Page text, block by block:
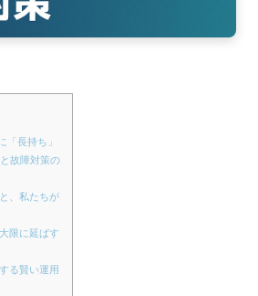
「長持ち」
故障対策の
、私たちが
限に延ばす
る賢い運用